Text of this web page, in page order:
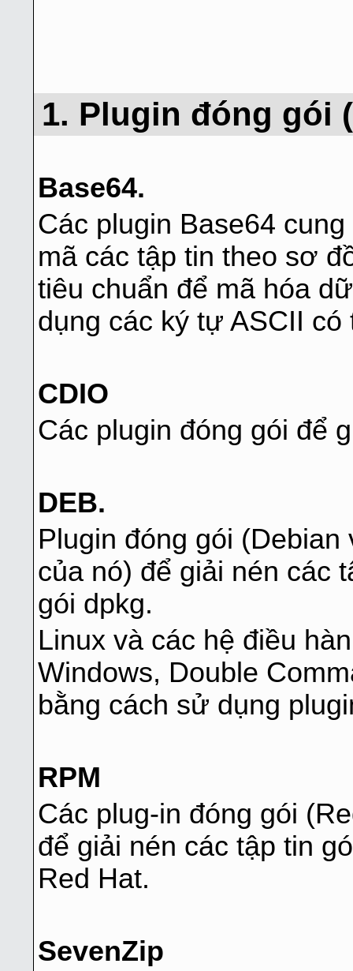
1. Plugin đóng gói
Base64.
Các plugin Base64
mã các tập tin theo sơ
tiêu chuẩn để mã hóa
dụng các ký tự ASCII có
CDIO
Các plugin đóng gói để
DEB.
Plugin đóng gói
của nó) để giải nén các
gói dpkg.
Linux và các hệ điều
Windows, Double
bằng cách sử dụng
RPM
Các plug-in đóng gói
để giải nén các tập tin
Red Hat.
SevenZip